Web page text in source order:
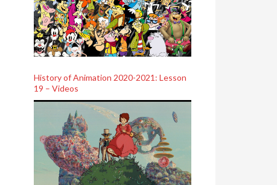
History of Animation 2020-2021: Lesson
19 – Videos